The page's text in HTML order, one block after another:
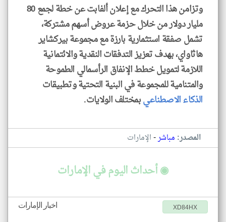
وتزامن هذا التحرك مع إعلان ألفابت عن خطة لجمع 80
مليار دولار من خلال حزمة عروض أسهم مشتركة،
تشمل صفقة استثمارية بارزة مع مجموعة بيركشاير
هاثاواي، بهدف تعزيز التدفقات النقدية والائتمانية
اللازمة لتمويل خطط الإنفاق الرأسمالي الطموحة
والمتنامية للمجموعة في البنية التحتية وتطبيقات
الذكاء الاصطناعيبمختلف الولايات.
المصدر: مباشر-الإمارات
◉ أحداث اليوم في الإمارات
اخبار الإمارات XD84HX